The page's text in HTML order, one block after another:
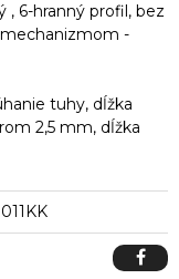
, 6-hranný profil, bez
-
tuhy, dĺžka
2,5 mm, dĺžka